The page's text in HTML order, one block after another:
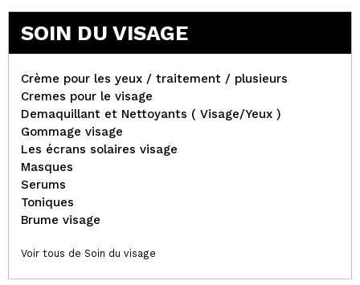
SOIN DU VISAGE
Crème pour les yeux / traitement / plusieurs
Cremes pour le visage
Demaquillant et Nettoyants ( Visage/Yeux )
Gommage visage
Les écrans solaires visage
Masques
Serums
Toniques
Brume visage
Voir tous de Soin du visage